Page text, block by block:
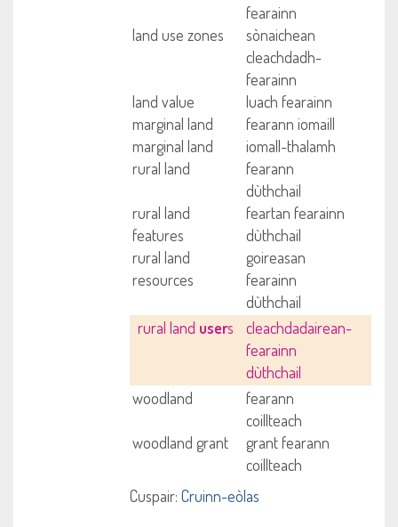
fearainn
land use zones
sònaichean
cleachdadh-
fearainn
land value
luach fearainn
marginal land
fearann iomaill
marginal land
iomall-thalamh
rural land
fearann
dùthchail
rural land
features
feartan fearainn
dùthchail
rural land
resources
goireasan
fearainn
dùthchail
rural land users
cleachdadairean-
fearainn
dùthchail
woodland
fearann
coillteach
woodland grant
grant fearann
coillteach
Cuspair: Cruinn-eòlas